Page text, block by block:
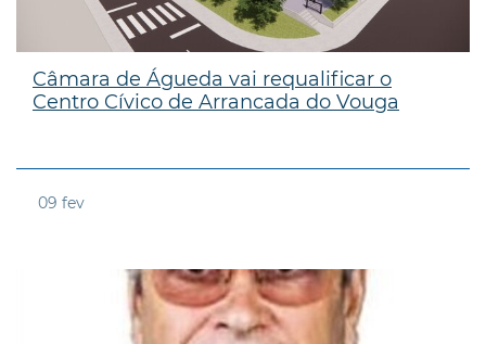
Câmara de Águeda vai requalificar o
Centro Cívico de Arrancada do Vouga
09 fev